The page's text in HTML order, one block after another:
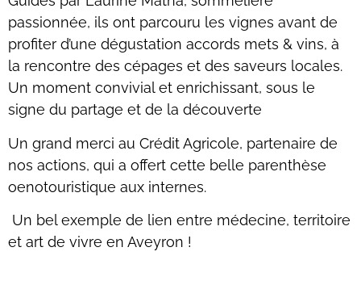
passionnée, ils ont parcouru les vignes avant de
profiter d’une dégustation accords mets & vins, à
la rencontre des cépages et des saveurs locales.
Un moment convivial et enrichissant, sous le
signe du partage et de la découverte
Un grand merci au Crédit Agricole, partenaire de
nos actions, qui a offert cette belle parenthèse
oenotouristique aux internes.
Un bel exemple de lien entre médecine, territoire
et art de vivre en Aveyron !